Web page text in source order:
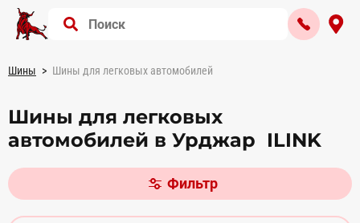
Шины Шины для легковых автомобилей
Шины для легковых
автомобилей в Урджар ILINK
Фильтр